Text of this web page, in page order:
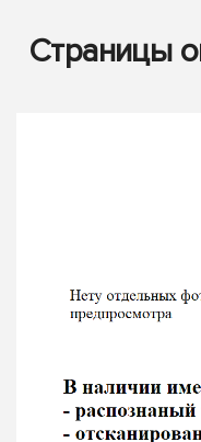
Страницы